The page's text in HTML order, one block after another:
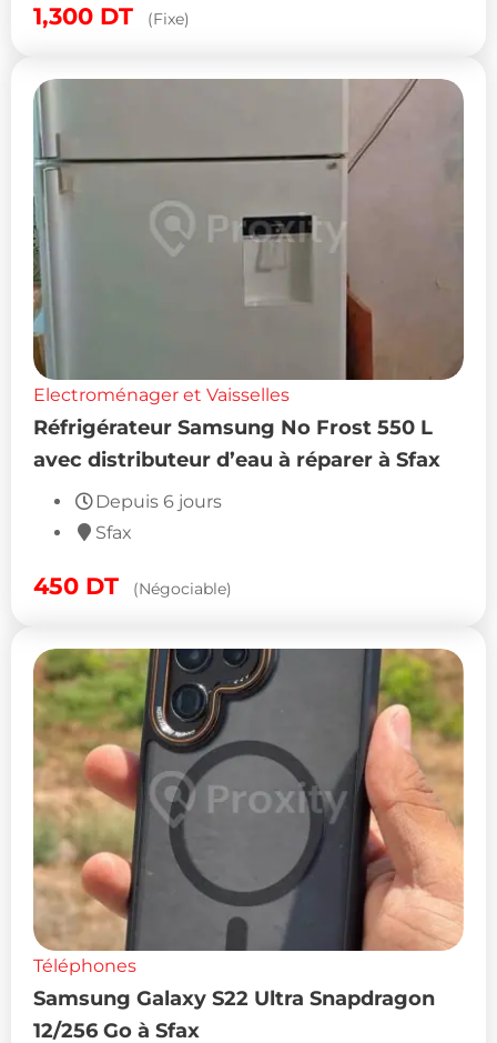
1,300 DT (Fixe)
Electroménager et Vaisselles
Réfrigérateur Samsung No Frost 550 L
avec distributeur d’eau à réparer à Sfax
Depuis 6 jours
Sfax
450 DT (Négociable)
Téléphones
Samsung Galaxy S22 Ultra Snapdragon
12/256 Go à Sfax